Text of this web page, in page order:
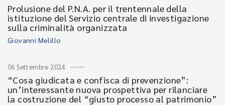
Prolusione del P.N.A. per il trentennale della
istituzione del Servizio centrale di investigazione
sulla criminalità organizzata
Giovanni Melillo
06 Settembre 2024
“Cosa giudicata e confisca di prevenzione”:
un’interessante nuova prospettiva per rilanciare
la costruzione del “giusto processo al patrimonio”